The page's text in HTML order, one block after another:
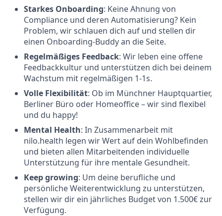
Starkes Onboarding: Keine Ahnung von
Compliance und deren Automatisierung? Kein
Problem, wir schlauen dich auf und stellen dir
einen Onboarding-Buddy an die Seite.
Regelmäßiges Feedback: Wir leben eine offene
Feedbackkultur und unterstützen dich bei deinem
Wachstum mit regelmäßigen 1-1s.
Volle Flexibilität: Ob im Münchner Hauptquartier,
Berliner Büro oder Homeoffice – wir sind flexibel
und du happy!
Mental Health: In Zusammenarbeit mit
nilo.health legen wir Wert auf dein Wohlbefinden
und bieten allen Mitarbeitenden individuelle
Unterstützung für ihre mentale Gesundheit.
Keep growing: Um deine berufliche und
persönliche Weiterentwicklung zu unterstützen,
stellen wir dir ein jährliches Budget von 1.500€ zur
Verfügung.